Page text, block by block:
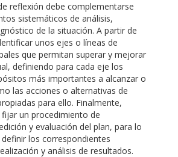
reflexión debe complementarse
sistemáticos de análisis,
de la situación. A partir de
unos ejes o líneas de
que permitan superar y mejorar
definiendo para cada eje los
más importantes a alcanzar o
las acciones o alternativas de
para ello. Finalmente,
un procedimiento de
y evaluación del plan, para lo
los correspondientes
y análisis de resultados.